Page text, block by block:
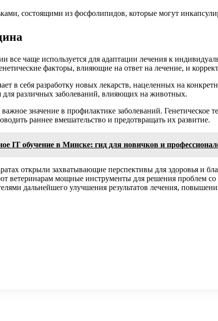
состоящими из фосфолипидов, которые могут
все чаще используется для адаптации лечения к
факторы, влияющие на ответ на лечение, и
в себя разработку новых лекарств, нацеленных на
различных заболеваний, влияющих на животных.
значение в профилактике заболеваний.
раннее вмешательство и предотвращать их развитие.
IT обучение в Минске: гид для новичков и
открыли захватывающие перспективы для здоровья и
ветеринарам мощные инструменты для решения проблем
дальнейшего улучшения результатов лечения,